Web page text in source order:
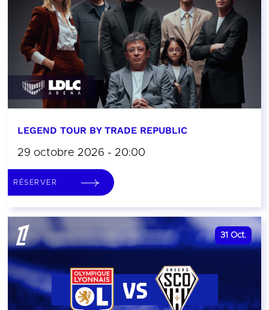
LEGEND TOUR BY TRADE REPUBLIC
29 octobre 2026 - 20:00
RÉSERVER
31 Oct.